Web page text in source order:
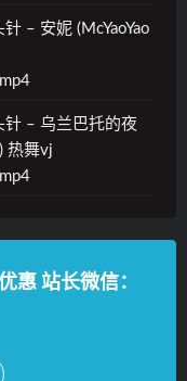
– 安妮 (McYaoYao
针 – 乌兰巴托的夜
热舞vj
惠 站长微信：